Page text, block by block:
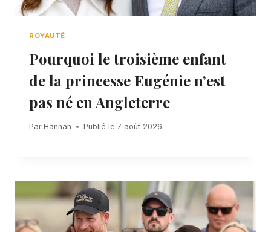
ROYAUTÉ
Pourquoi le troisième enfant
de la princesse Eugénie n’est
pas né en Angleterre
Par Hannah Publié le 7 août 2026